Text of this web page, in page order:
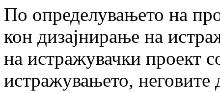
По определувањето на
кон дизајнирање на
на истражувачки проект
истражувањето,